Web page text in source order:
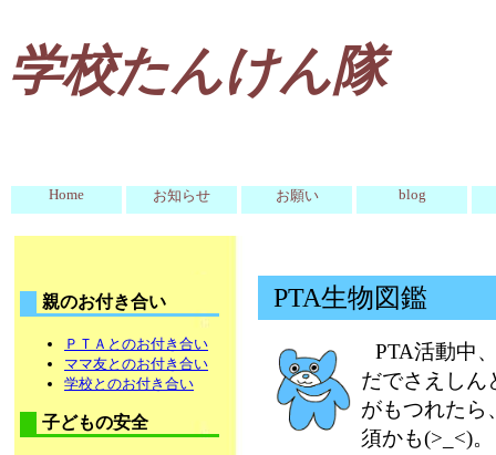
学校たんけん隊
Home お知らせ お願い blog
親のお付き合い
ＰＴＡとのお付き合い
ママ友とのお付き合い
学校とのお付き合い
子どもの安全
PTA生物図鑑
PTA活動中
だでさえしん
がもつれたら
須かも(>_<)。